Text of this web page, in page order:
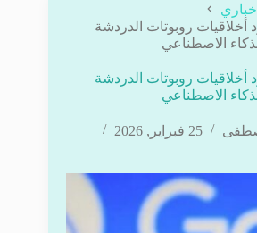
روبوتات الدردشة
الاصطناعي
روبوتات الدردشة
الاصطناعي
25 فبراير, 2026